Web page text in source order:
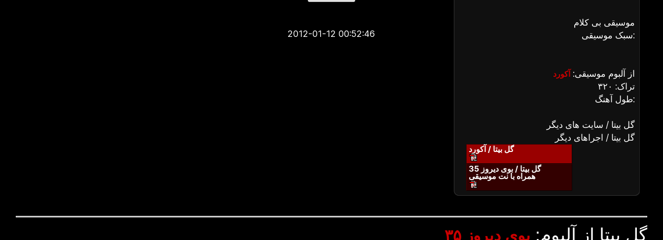
2012-01-12 00:52:46
موسیقی بی کلام
سبک موسیقی:
از آلبوم موسیقی:آکورد
تراک: ۳۲۰
طول آهنگ:
گل بیتا / سایت های دیگر
گل بیتا / اجراهای دیگر
گل بیتا / آکورد
گل بیتا / بوی دیروز 35
همراه با نت موسیقی
گل بیتا از آلبوم: بوی دیروز ۳۵